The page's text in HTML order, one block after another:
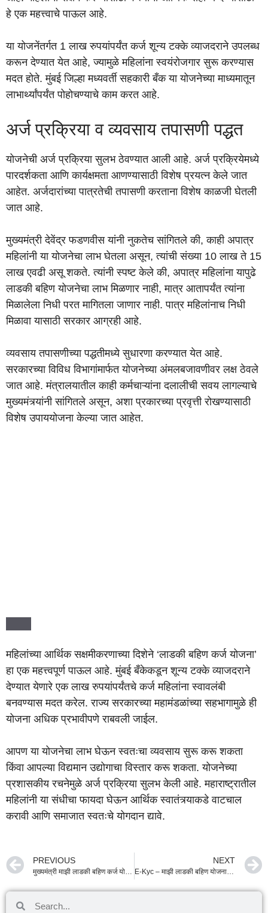
हे एक महत्त्वाचे पाऊल आहे.
या योजनेंतर्गत 1 लाख रुपयांपर्यंत कर्ज शून्य टक्के व्याजदराने उपलब्ध
करून देण्यात येत आहे, ज्यामुळे महिलांना स्वयंरोजगार सुरू करण्यास
मदत होते. मुंबई जिल्हा मध्यवर्ती सहकारी बँक या योजनेच्या माध्यमातून
लाभार्थ्यांपर्यंत पोहोचण्याचे काम करत आहे.
अर्ज प्रक्रिया व व्यवसाय तपासणी पद्धत
योजनेची अर्ज प्रक्रिया सुलभ ठेवण्यात आली आहे. अर्ज प्रक्रियेमध्ये
पारदर्शकता आणि कार्यक्षमता आणण्यासाठी विशेष प्रयत्न केले जात
आहेत. अर्जदारांच्या पात्रतेची तपासणी करताना विशेष काळजी घेतली
जात आहे.
मुख्यमंत्री देवेंद्र फडणवीस यांनी नुकतेच सांगितले की, काही अपात्र
महिलांनी या योजनेचा लाभ घेतला असून, त्यांची संख्या 10 लाख ते 15
लाख एवढी असू शकते. त्यांनी स्पष्ट केले की, अपात्र महिलांना यापुढे
लाडकी बहिण योजनेचा लाभ मिळणार नाही, मात्र आतापर्यंत त्यांना
मिळालेला निधी परत मागितला जाणार नाही. पात्र महिलांनाच निधी
मिळावा यासाठी सरकार आग्रही आहे.
व्यवसाय तपासणीच्या पद्धतीमध्ये सुधारणा करण्यात येत आहे.
सरकारच्या विविध विभागांमार्फत योजनेच्या अंमलबजावणीवर लक्ष ठेवले
जात आहे. मंत्रालयातील काही कर्मचाऱ्यांना दलालीची सवय लागल्याचे
मुख्यमंत्र्यांनी सांगितले असून, अशा प्रकारच्या प्रवृत्ती रोखण्यासाठी
विशेष उपाययोजना केल्या जात आहेत.
बनवण्यास मदत करेल. राज्य सरकारच्या महामंडळांच्या सहभागामुळे ही
योजना अधिक प्रभावीपणे राबवली जाईल.
आपण या योजनेचा लाभ घेऊन स्वतःचा व्यवसाय सुरू करू शकता
किंवा आपल्या विद्यमान उद्योगाचा विस्तार करू शकता. योजनेच्या
प्रशासकीय रचनेमुळे अर्ज प्रक्रिया सुलभ केली आहे. महाराष्ट्रातील
महिलांनी या संधीचा फायदा घेऊन आर्थिक स्वातंत्र्याकडे वाटचाल
करावी आणि समाजात स्वतःचे योगदान द्यावे.
PREVIOUS
मुख्यमंत्री माझी लाडकी बहिण कर्ज योजना: मुंबईत महिलांना मिळणार ०% व्याजदराने १ लाखांपर्यंत कर्ज!
NEXT
E-Kyc – माझी लाडकी बहिण योजना maharashtra
Top Posts